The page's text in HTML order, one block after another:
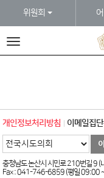
위원회
전
개인정보처리방침 이메일집
충청남도 논산시 시민로 210번길 9
Fax : 041-746-6859 (평일 09:00